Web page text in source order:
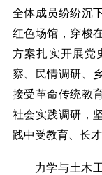
全体成员纷纷沉
红色场馆，穿梭
方案扎实开展党
察、民情调研、
接受革命传统教
社会实践调研，
践中受教育、长
力学与土木